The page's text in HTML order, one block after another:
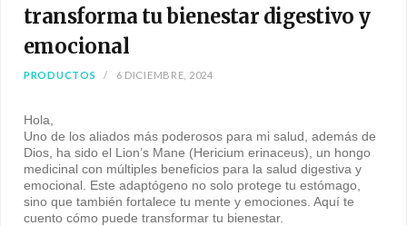
transforma tu bienestar digestivo y
emocional
PRODUCTOS 6 DICIEMBRE, 2024
Hola,
Uno de los aliados más poderosos para mi salud, además de
Dios, ha sido el Lion’s Mane (Hericium erinaceus), un hongo
medicinal con múltiples beneficios para la salud digestiva y
emocional. Este adaptógeno no solo protege tu estómago,
sino que también fortalece tu mente y emociones. Aquí te
cuento cómo puede transformar tu bienestar.